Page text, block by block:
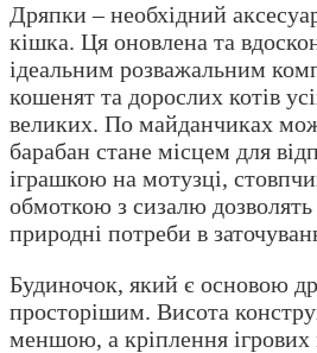
Дряпки – необхідний
кішка. Ця оновлена та
ідеальним розважальним
кошенят та дорослих котів
великих. По майданчиках
барабан стане місцем для
іграшкою на мотузці,
обмоткою з сизалю дозволять
природні потреби в
Будиночок, який є основою
просторішим. Висота
меншою, а кріплення ігрових